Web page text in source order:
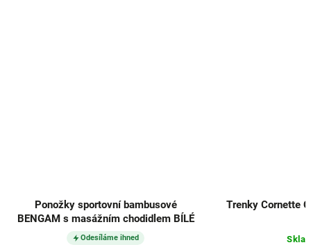
Ponožky sportovní bambusové
BENGAM s masážním chodidlem BÍLÉ
Odesíláme ihned
Trenky Cornette